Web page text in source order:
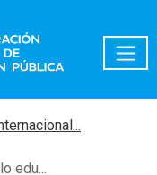
edu...